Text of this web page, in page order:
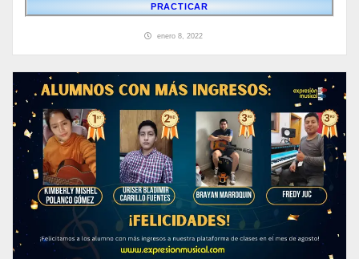
PRACTICAR
enero 8, 2022